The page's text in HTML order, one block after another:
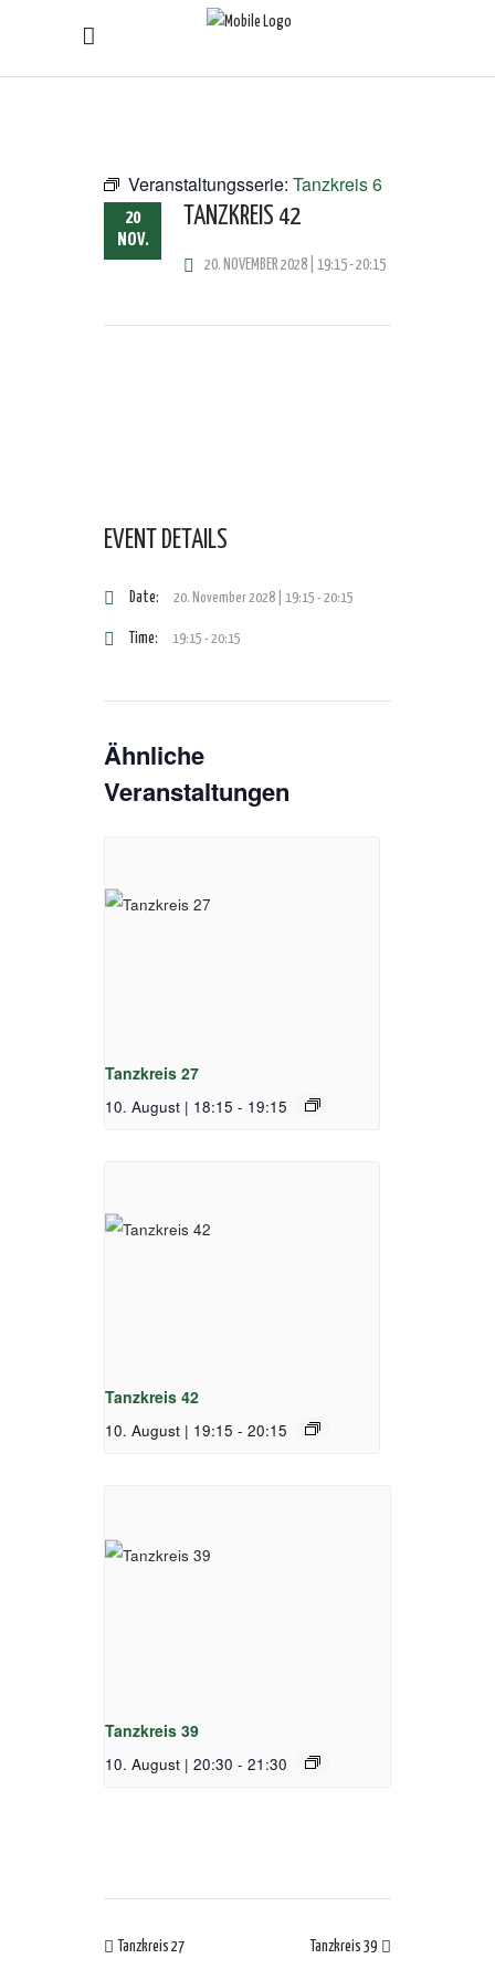
Veranstaltungsserie: Tanzkreis 6
20
NOV.
TANZKREIS 42
20. NOVEMBER 2028 | 19:15-20:15
EVENT DETAILS
Date: 20. November 2028 | 19:15 -20:15
Time: 19:15 - 20:15
Ähnliche
Veranstaltungen
Tanzkreis 27
10. August | 18:15 - 19:15
Tanzkreis 42
10. August | 19:15 - 20:15
Tanzkreis 39
10. August | 20:30 - 21:30
Tanzkreis 27 Tanzkreis 39